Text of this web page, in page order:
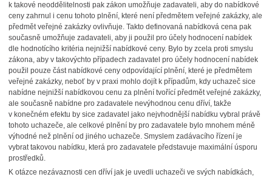
k takové neoddělitelnosti pak zákon umožňuje zadavateli, aby do nabídkové
ceny zahrnul i cenu tohoto plnění, které není předmětem veřejné zakázky, ale
předmět veřejné zakázky ovlivňuje. Takto definovaná nabídková cena pak
současně umožňuje zadavateli, aby ji použil pro účely hodnocení nabídek
dle hodnotícího kritéria nejnižší nabídkové ceny. Bylo by zcela proti smyslu
zákona, aby v takovýchto případech zadavatel pro účely hodnocení nabídek
použil pouze část nabídkové ceny odpovídající plnění, které je předmětem
veřejné zakázky, neboť by v praxi mohlo dojít k případům, kdy uchazeč sice
nabídne nejnižší nabídkovou cenu za plnění tvořící předmět veřejné zakázky,
ale současně nabídne pro zadavatele nevýhodnou cenu dříví, takže
v konečném efektu by sice zadavatel jako nejvhodnější nabídku vybral právě
tohoto uchazeče, ale celkové plnění by pro zadavatele bylo mnohem méně
výhodné než plnění od jiného uchazeče. Smyslem zadávacího řízení je
vybrat takovou nabídku, která pro zadavatele představuje maximální úsporu
prostředků.
K otázce nezávaznosti cen dříví jak je uvedli uchazeči ve svých nabídkách,